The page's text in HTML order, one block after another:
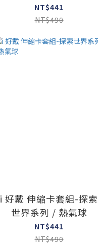
NT$441
NT$490
i 好戴 伸縮卡套組-探索
世界系列 / 熱氣球
NT$441
NT$490